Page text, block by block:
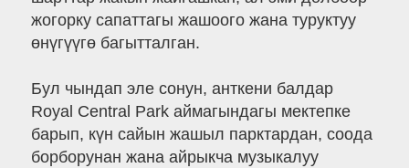
жогорку сапаттагы жашоого жана туруктуу
өнүгүүгө багытталган.
Бул чындап эле сонун, анткени балдар
Royal Central Park аймагындагы мектепке
барып, күн сайын жашыл парктардан, соода
борборунан жана айрыкча музыкалуу